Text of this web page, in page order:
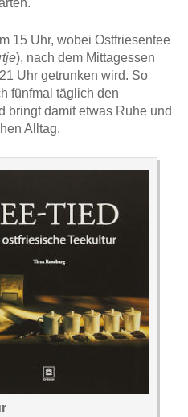
15 Uhr, wobei Ostfriesentee
), nach dem Mittagessen
Uhr getrunken wird. So
fünfmal täglich den
bringt damit etwas Ruhe und
Alltag.